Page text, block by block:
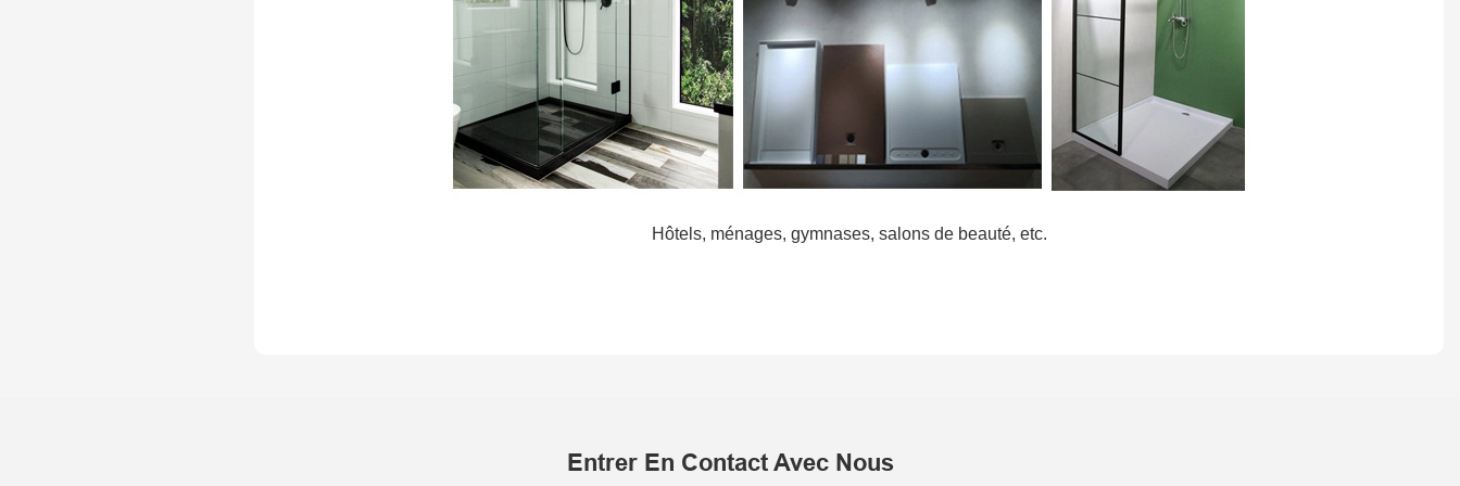
Hôtels, ménages, gymnases, salons de beauté, etc.
Entrer En Contact Avec Nous